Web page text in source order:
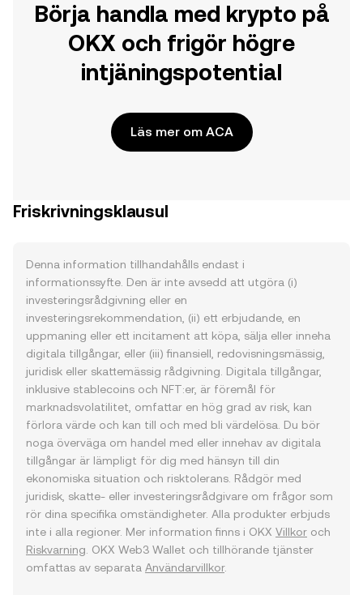
Börja handla med krypto på
OKX och frigör högre
intjäningspotential
Läs mer om ACA
Friskrivningsklausul
Denna information tillhandahålls endast i
informationssyfte. Den är inte avsedd att utgöra (i)
investeringsrådgivning eller en
investeringsrekommendation, (ii) ett erbjudande, en
uppmaning eller ett incitament att köpa, sälja eller inneha
digitala tillgångar, eller (iii) finansiell, redovisningsmässig,
juridisk eller skattemässig rådgivning. Digitala tillgångar,
inklusive stablecoins och NFT:er, är föremål för
marknadsvolatilitet, omfattar en hög grad av risk, kan
förlora värde och kan till och med bli värdelösa. Du bör
noga överväga om handel med eller innehav av digitala
tillgångar är lämpligt för dig med hänsyn till din
ekonomiska situation och risktolerans. Rådgör med
juridisk, skatte- eller investeringsrådgivare om frågor som
rör dina specifika omständigheter. Alla produkter erbjuds
inte i alla regioner. Mer information finns i OKX Villkor och
Riskvarning . OKX Web3 Wallet och tillhörande tjänster
omfattas av separata Användarvillkor.